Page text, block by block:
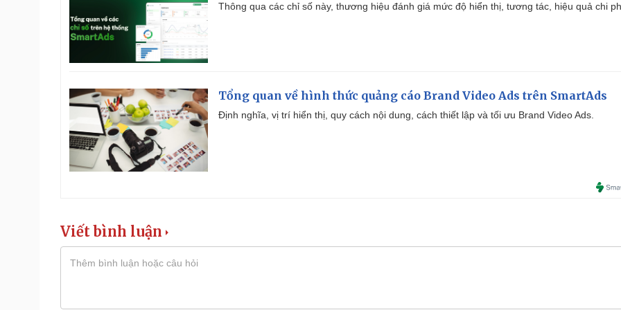
Thông qua các chỉ số này, thương hiệu đánh giá mức độ hiển thị, tương tác, hiệu quả chi
Tổng quan về hình thức quảng cáo Brand Video Ads trên SmartAds
Định nghĩa, vị trí hiển thị, quy cách nội dung, cách thiết lập và tối ưu Brand Video Ads.
Viết bình luận